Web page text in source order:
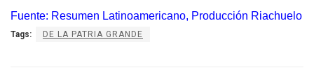
Fuente: Resumen Latinoamericano, Producción Riachuelo
Tags: DE LA PATRIA GRANDE